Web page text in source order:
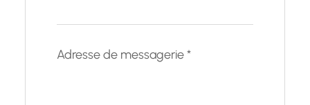
Adresse de messagerie*